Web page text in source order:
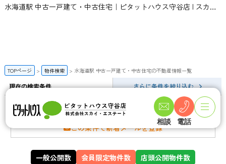
水海道駅 中古一戸建て・中古住宅｜ピタットハウス守谷店 | スカイ・エステート
相談 電話
TOPページ 物件検索 水海道駅 中古一戸建て・中古住宅の不動産情報一覧
現在の検索条件 さらに条件を絞り込む
水海道駅 中古一戸建て・中古住宅の検索結果一覧
この条件で新着メールを登録
一般公開数 会員限定物件数 店頭公開物件数